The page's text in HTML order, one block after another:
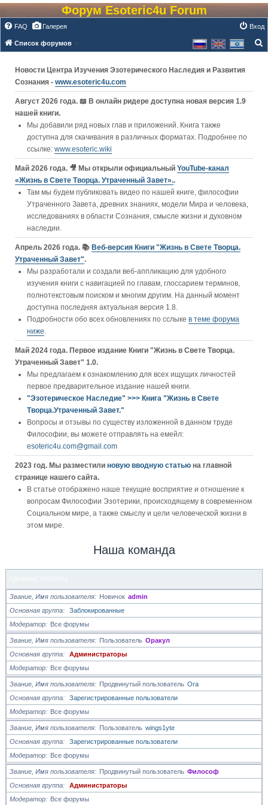
Форум Esoteric4u Forum
FAQ Галерея Вход
Список форумов
Новости Центра Изучения Эзотерического Наследия и Развития
Сознания - www.esoteric4u.com
Август 2026 года. 📖 В онлайн ридере доступна новая версия 1.9
нашей книги.
Мы добавили ряд новых глав и приложений. Книга также
доступна для скачивания в различных форматах. Подробнее по
ссылке: www.esoteric.wiki
Май 2026 года. 🎥 Мы открыли официальный YouTube‑канал
«Жизнь в Свете Творца. Утраченный Завет»..
Там мы будем публиковать видео по нашей книге, философии
Утраченного Завета, древних знаниях, модели Мира и человека,
исследованиях в области Сознания, смысле жизни и духовном
наследии.
Апрель 2026 года. 📚 Веб-версия Книги "Жизнь в Свете Творца.
Утраченный Завет".
Мы разработали и создали веб-аппликацию для удобного
изучения книги c навигацией по главам, глоссарием терминов,
полнотекстовым поиском и многим другим. На данный момент
доступна последняя актуальная версия 1.8.
Подробности обо всех обновлениях по сслыке в теме форума
ниже.
Май 2024 года. Первое издание Книги "Жизнь в Свете Творца.
Утраченный Завет" 1.0.
Мы предлагаем к ознакомлению для всех ищущих личностей
первое предварительное издание нашей книги.
"Эзотерическое Наследие" >>> Книга "Жизнь в Свете
Творца.Утраченный Завет."
Вопросы и отзывы по существу изложенной в данном труде
Философии, вы можете отправлять на емейл:
esoteric4u.com@gmail.com
2023 год. Мы разместили новую вводную статью на главной
странице нашего сайта.
В статье отображено наше текущие восприятие и отношение к
вопросам Философии Эзотерики, происходящему в современном
Социальном мире, а также смыслу и цели человеческой жизни в
этом мире.
Наша команда
Звание, Имя пользователя Новичок admin
Основная группа
Заблокированные
Модератор
Все форумы
Звание, Имя пользователя Пользователь Оракул
Основная группа
Администраторы
Модератор
Все форумы
Звание, Имя пользователя Продвинутый пользователь Ora
Основная группа
Зарегистрированные пользователи
Модератор
Все форумы
Звание, Имя пользователя Пользователь wings1yte
Основная группа
Зарегистрированные пользователи
Модератор
Все форумы
Звание, Имя пользователя Продвинутый пользователь Философ
Основная группа
Администраторы
Модератор
Все форумы